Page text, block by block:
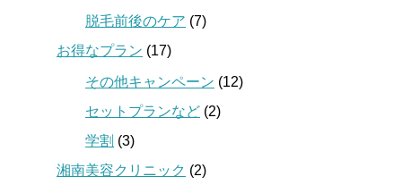
脱毛前後のケア (7)
お得なプラン (17)
その他キャンペーン (12)
セットプランなど (2)
学割 (3)
湘南美容クリニック (2)